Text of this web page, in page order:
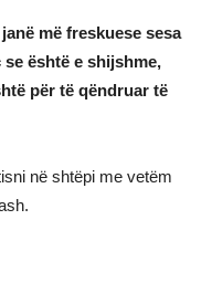
më freskuese sesa
është e shijshme,
për të qëndruar të
në shtëpi me vetëm